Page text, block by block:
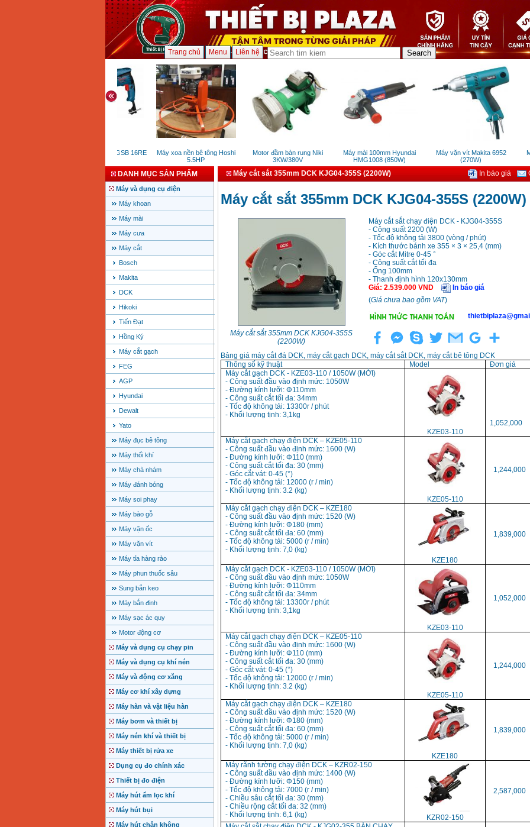
Trang chủ Menu Liên hệ
Máy khoan Bosch GSB 16RE
Máy xoa nền bê tông Hoshi
5.5HP
Motor đầm bàn rung Niki
3KW/380V
Máy mài 100mm Hyundai
HMG1008 (850W)
Máy vặn vít Makita 6952
(270W)
DANH MỤC SẢN PHẨM
Máy và dụng cụ điện
Máy khoan
Máy mài
Máy cưa
Máy cắt
Bosch
Makita
DCK
Hikoki
Tiến Đạt
Hồng Ký
Máy cắt gạch
FEG
AGP
Hyundai
Dewalt
Yato
Máy đục bê tông
Máy thổi khí
Máy chà nhám
Máy đánh bóng
Máy soi phay
Máy bào gỗ
Máy vặn ốc
Máy vặn vít
Máy tỉa hàng rào
Máy phun thuốc sâu
Sung bắn keo
Máy bắn đinh
Máy sạc ác quy
Motor động cơ
Máy và dụng cụ chạy pin
Máy và dụng cụ khí nén
Máy và động cơ xăng
Máy cơ khí xây dựng
Máy hàn và vật liệu hàn
Máy bơm và thiết bị
Máy nén khí và thiết bị
Máy thiết bị rửa xe
Dụng cụ đo chính xác
Thiết bị đo điện
Máy hút ẩm lọc khí
Máy hút bụi
Máy hút chân không
Máy cắt sắt 355mm DCK KJG04-355S (2200W) In báo giá
Máy cắt sắt 355mm DCK KJG04-355S (2200W)
Máy cắt sắt 355mm DCK KJG04-355S
(2200W)
Máy cắt sắt chạy điện DCK - KJG04-355S
- Công suất 2200 (W)
- Tốc độ không tải 3800 (vòng / phút)
- Kích thước bánh xe 355 × 3 × 25,4 (mm)
- Góc cắt Mitre 0-45 °
- Công suất cắt tối đa
- Ống 100mm
- Thanh định hình 120x130mm
Giá: 2.539.000VND
In báo giá
(Giá chưa bao gồm VAT)
Bảng giá máy cắt đá DCK, máy cắt gạch DCK, máy cắt sắt DCK, máy cắt bê tông DCK
Thông số kỹ thuật
Model
Đơn giá
Máy cắt gạch DCK - KZE03-110 / 1050W (MỚI)
- Công suất đầu vào định mức: 1050W
- Đường kính lưỡi: Φ110mm
- Công suất cắt tối đa: 34mm
- Tốc độ không tải: 13300r / phút
- Khối lượng tịnh: 3,1kg
KZE03-110
1,052,000
Máy cắt gạch chạy điện DCK – KZE05-110
- Công suất đầu vào định mức: 1600 (W)
- Đường kính lưỡi: Φ110 (mm)
- Công suất cắt tối đa: 30 (mm)
- Góc cắt vát: 0-45 (°)
- Tốc độ không tải: 12000 (r / min)
- Khối lượng tịnh: 3.2 (kg)
KZE05-110
1,244,000
Máy cắt gạch chạy điện DCK – KZE180
- Công suất đầu vào định mức: 1520 (W)
- Đường kính lưỡi: Φ180 (mm)
- Công suất cắt tối đa: 60 (mm)
- Tốc độ không tải: 5000 (r / min)
- Khối lượng tịnh: 7,0 (kg)
KZE180
1,839,000
Máy cắt gạch DCK - KZE03-110 / 1050W (MỚI)
- Công suất đầu vào định mức: 1050W
- Đường kính lưỡi: Φ110mm
- Công suất cắt tối đa: 34mm
- Tốc độ không tải: 13300r / phút
- Khối lượng tịnh: 3,1kg
KZE03-110
1,052,000
Máy cắt gạch chạy điện DCK – KZE05-110
- Công suất đầu vào định mức: 1600 (W)
- Đường kính lưỡi: Φ110 (mm)
- Công suất cắt tối đa: 30 (mm)
- Góc cắt vát: 0-45 (°)
- Tốc độ không tải: 12000 (r / min)
- Khối lượng tịnh: 3.2 (kg)
KZE05-110
1,244,000
Máy cắt gạch chạy điện DCK – KZE180
- Công suất đầu vào định mức: 1520 (W)
- Đường kính lưỡi: Φ180 (mm)
- Công suất cắt tối đa: 60 (mm)
- Tốc độ không tải: 5000 (r / min)
- Khối lượng tịnh: 7,0 (kg)
KZE180
1,839,000
Máy rãnh tường chạy điện DCK – KZR02-150
- Công suất đầu vào định mức: 1400 (W)
- Đường kính lưỡi: Φ150 (mm)
- Tốc độ không tải: 7000 (r / min)
- Chiều sâu cắt tối đa: 30 (mm)
- Chiều rộng cắt tối đa: 32 (mm)
- Khối lượng tịnh: 6,1 (kg)
KZR02-150
2,587,000